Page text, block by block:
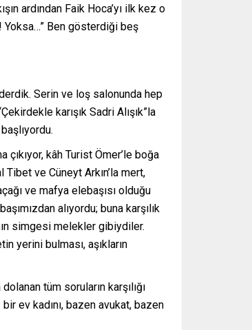
ardından Faik Hoca’yı ilk kez o
Yoksa…” Ben gösterdiği beş
Serin ve loş salonunda hep
karışık Sadri Alışık”la
çıkıyor, kâh Turist Ömer’le boğa
ve Cüneyt Arkın’la mert,
ve mafya elebaşısı olduğu
alıyordu; buna karşılık
simgesi melekler gibiydiler.
yerini bulması, aşıkların
tüm soruların karşılığı
ev kadını, bazen avukat, bazen